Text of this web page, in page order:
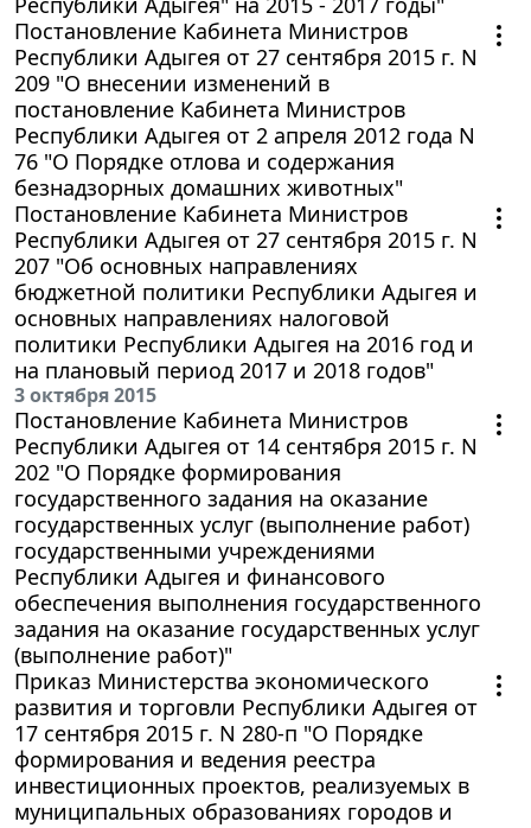
Постановление Кабинета Министров
Республики Адыгея от 27 сентября 2015 г. N
209 "О внесении изменений в
постановление Кабинета Министров
Республики Адыгея от 2 апреля 2012 года N
76 "О Порядке отлова и содержания
безнадзорных домашних животных"
Постановление Кабинета Министров
Республики Адыгея от 27 сентября 2015 г. N
207 "Об основных направлениях
бюджетной политики Республики Адыгея и
основных направлениях налоговой
политики Республики Адыгея на 2016 год и
на плановый период 2017 и 2018 годов"
3 октября 2015
Постановление Кабинета Министров
Республики Адыгея от 14 сентября 2015 г. N
202 "О Порядке формирования
государственного задания на оказание
государственных услуг (выполнение работ)
государственными учреждениями
Республики Адыгея и финансового
обеспечения выполнения государственного
задания на оказание государственных услуг
(выполнение работ)"
Приказ Министерства экономического
развития и торговли Республики Адыгея от
17 сентября 2015 г. N 280-п "О Порядке
формирования и ведения реестра
инвестиционных проектов, реализуемых в
муниципальных образованиях городов и